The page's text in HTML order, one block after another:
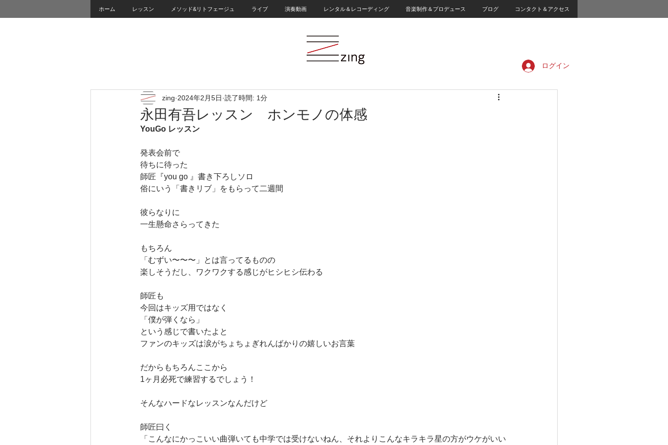
ホーム レッスン メソッド&リトフェージュ ライブ 演奏動画 レンタル＆レコーディング 音楽制作＆プロデュース ブログ コンタクト＆アクセス
ログイン
永田有吾レッスン ホンモノの体感
zing 2024年2月5日 読了時間: 1分
YouGo レッスン
発表会前で
待ちに待った
師匠『you go 』書き下ろしソロ
俗にいう「書きリブ」をもらって二週間
彼らなりに
一生懸命さらってきた
もちろん
「むずい〜〜〜」とは言ってるものの
楽しそうだし、ワクワクする感じがヒシヒシ伝わる
師匠も
今回はキッズ用ではなく
「僕が弾くなら」
という感じで書いたよと
ファンのキッズは涙がちょちょぎれんばかりの嬉しいお言葉
だからもちろんここから
1ヶ月必死で練習するでしょう！
そんなハードなレッスンなんだけど
師匠曰く
「こんなにかっこいい曲弾いても中学では受けないねん、それよりこんなキラキラ星の方がウケがいい